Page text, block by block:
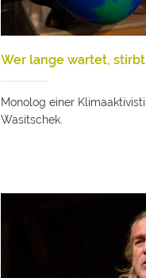
Wer lange wartet,
Monolog einer
Wasitschek.